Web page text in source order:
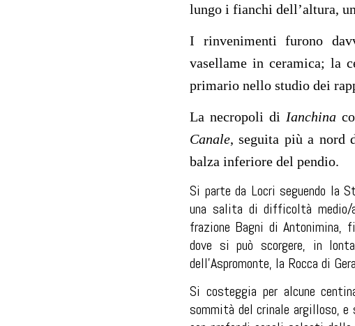
lungo i fianchi dell’altura,
I rinvenimenti furono
vasellame in ceramica; la
primario nello studio dei
La necropoli di Ianchina
Canale, seguita più a
balza inferiore del pendio.
Si parte da Locri seguendo la
una salita di difficoltà medio/
frazione Bagni di Antonimina,
dove si può scorgere, in
dell’Aspromonte, la Rocca di
Si costeggia per alcune
sommità del crinale argilloso,